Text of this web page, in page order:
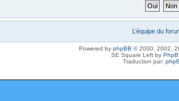
L’équipe du
Powered by phpBB © 2000, 2002,
SE Square Left by
Traduction par: